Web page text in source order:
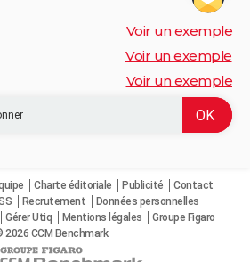
Voir un exemple
Voir un exemple
Voir un exemple
Charte éditoriale Publicité
Contact
Recrutement
Données personnelles
Gérer Utiq Mentions légales
Groupe Figaro
2026 CCM Benchmark